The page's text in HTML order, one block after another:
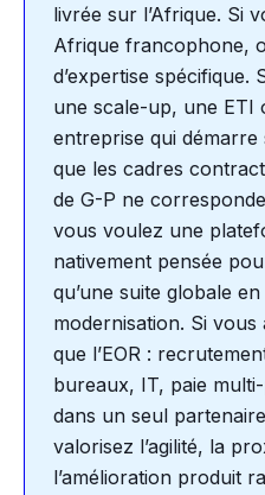
livrée sur l’Afrique. Si
Afrique francophone,
d’expertise spécifique.
une scale-up, une ETI
entreprise qui
que les cadres
de G-P ne
vous voulez une
nativement pensée
qu’une suite globale
modernisation. Si
que l’EOR :
bureaux, IT, paie
dans un seul
valorisez l’agilité, la
l’amélioration produit